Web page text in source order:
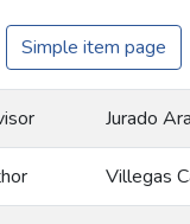
Simple item page
Jurado
Villegas